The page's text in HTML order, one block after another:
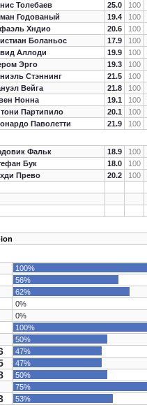
Толебаев 25.0 100
Годованый 19.4 100
Хндио 20.6 100
Боланьос 17.9 100
Аллоди 19.9 100
Эрго 19.3 100
Стэннинг 21.5 100
Вейга 21.8 100
Нонна 19.1 100
Партипило 20.1 100
Паволетти 21.9 100
Фальк 18.9 100
Бук 18.0 100
Прево 20.2 100
100%
56%
62%
0%
0%
100%
50%
47%
47%
50%
75%
53%